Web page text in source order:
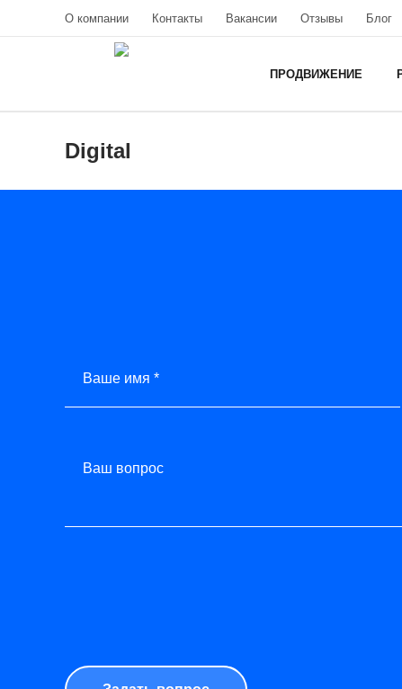
О компании Контакты Вакансии Отзывы Блог
ПРОДВИЖЕНИЕ
Digital
Ваше имя *
Ваш вопрос